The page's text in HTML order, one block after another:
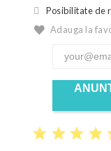
Posibilitate de
Adauga la
star star star star